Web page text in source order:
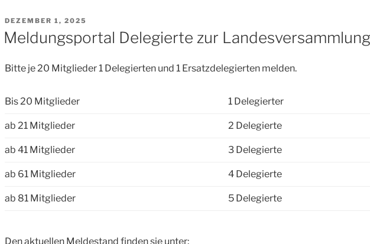
VERÖFFENTLICHT
AM
DEZEMBER 1, 2025
Meldungsportal Delegierte zur
Bitte je 20 Mitglieder 1 Delegierten und 1 Ersatzdelegierten melden.
Bis 20 Mitglieder 1 Delegierter
ab 21 Mitglieder 2 Delegierte
ab 41 Mitglieder 3 Delegierte
ab 61 Mitglieder 4 Delegierte
ab 81 Mitglieder 5 Delegierte
Den aktuellen Meldestand finden sie unter: